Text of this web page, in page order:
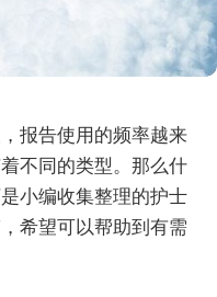
报告使用的频率越来
不同的类型。那么什
小编收集整理的护士
希望可以帮助到有需